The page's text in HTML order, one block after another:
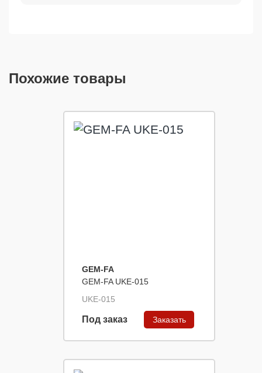
Похожие товары
GEM-FA
GEM-FA UKE-015
UKE-015
Под заказ Заказать